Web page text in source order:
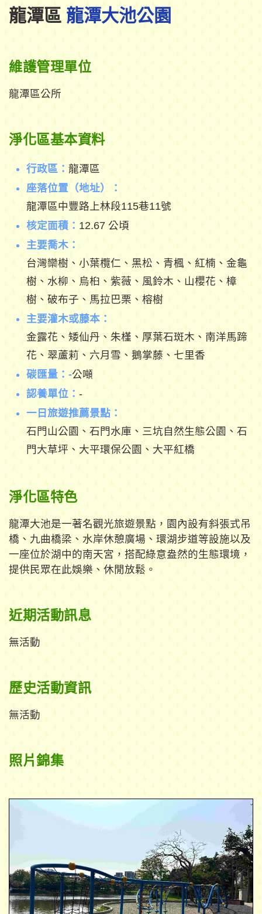
龍潭區龍潭大池公園
維護管理單位
龍潭區公所
淨化區基本資料
行政區： 龍潭區
座落位置（地址）：
龍潭區中豐路上林段115巷11號
核定面積： 12.67 公頃
主要喬木：
台灣欒樹、小葉欖仁、黑松、青楓、紅楠、金龜
樹、水柳、烏桕、紫薇、風鈴木、山櫻花、樟
樹、破布子、馬拉巴栗、榕樹
主要灌木或藤本：
金露花、矮仙丹、朱槿、厚葉石斑木、南洋馬蹄
花、翠蘆莉、六月雪、鵝掌藤、七里香
碳匯量：-公噸
認養單位：-
一日旅遊推薦景點：
石門山公園、石門水庫、三坑自然生態公園、石
門大草坪、大平環保公園、大平紅橋
淨化區特色
龍潭大池是一著名觀光旅遊景點，園內設有斜張式吊
橋、九曲橋梁、水岸休憩廣場、環湖步道等設施以及
一座位於湖中的南天宮，搭配綠意盎然的生態環境，
提供民眾在此娛樂、休閒放鬆。
近期活動訊息
無活動
歷史活動資訊
無活動
照片錦集